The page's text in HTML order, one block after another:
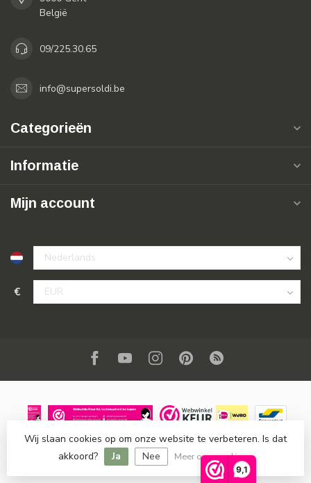
9,1
België
09/225.30.65
info@supersoldi.be
Categorieën
Informatie
Mijn account
€
© Copyright 2026 SuperSoldi- Powered byLightspeed-
Lightspeed design
Dyvelopment
Wij slaan cookies op om onze website te verbeteren. Is dat
akkoord?
Ja Nee Meer over cookies »